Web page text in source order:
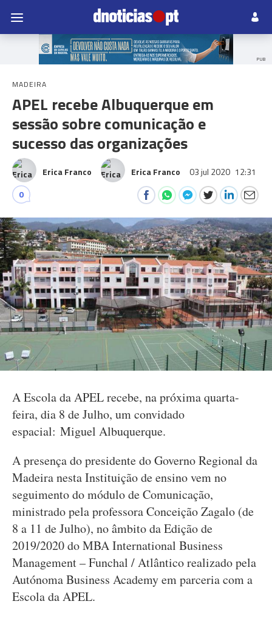
PUB
MADEIRA
APEL recebe Albuquerque em
sessão sobre comunicação e
sucesso das organizações
Erica Franco Erica Franco 03 jul 2020 12:31
0
A Escola da APEL recebe, na próxima quarta-
feira, dia 8 de Julho, um convidado
espacial: Miguel Albuquerque.
A presença do presidente do Governo Regional da
Madeira nesta Instituição de ensino vem no
seguimento do módulo de Comunicação,
ministrado pela professora Conceição Zagalo (de
8 a 11 de Julho), no âmbito da Edição de
2019/2020 do MBA International Business
Management – Funchal / Atlântico realizado pela
Autónoma Business Academy em parceria com a
Escola da APEL.